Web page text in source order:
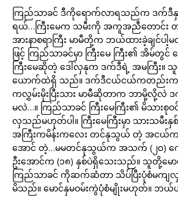
ကြည်သာခင် ဒီကိုရောက်လာရသည်က ဒက်ဒီနှ
ရယ်…ကြီးမေက သမီးကို အကူအညီတောင်း တာ
အားနာစရာကြီး မာမီတို့က ဘယ်ထားခဲ့ချင်ပ
ဖြင့် ကြည်သာခင်မှာ ကြီးမေ ကြီး၏ အိမ်တွင် န
ကြီးမေဆိုတဲ့ ဒေါ်လှနုက ဒက်ဒီရဲ့ အမကြီး။
ယောက်ထဲရှိ သည်။ ဒက်ဒီငယ်ငယ်ကတည်းက က
ကလွှမ်းမိုးပြီးသား မာမီဆိုတာက ဘာမို့လို့လဲ
မလဲ…။ ကြည်သာခင် ကြီးမေကြီး၏ မိသားစု
လှသည်မဟုတ်ပါ။ ကြီးမေကြီးမှာ သားသမီး
အကြီးကမိန်းကလေး တင်နုသွယ် တဲ့ အငယ်ကယ
အောင် တဲ့…မမတင်နုသွယ်က အသက် (၂၀) ကျ
ဦးအောင်က (၁၈) နှစ်ပဲရှိသေးသည်။ သူတို့မေ
ကြည်သာခင် ကိုဆက်ဆံတာ သိပ်ပြီးပုံစံမက
မိသည်။ မောင်နှမဝမ်းကွဲပုံစံမျိုးမဟုတ်။ ဘ